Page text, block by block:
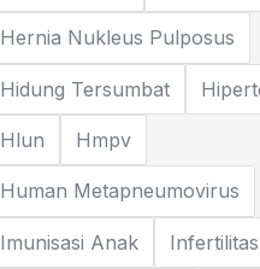
Hernia Nukleus Pulposus
Hidung Tersumbat
Hlun Hmpv
Human Metapneumovirus
Imunisasi Anak Infertilitas